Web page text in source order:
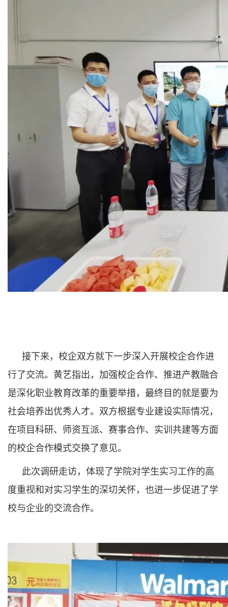
接下来，校企双方就下一步深入开展校企合作进
行了交流。黄艺指出，加强校企合作、推进产教融合
是深化职业教育改革的重要举措，最终目的就是要为
社会培养出优秀人才。双方根据专业建设实际情况，
在项目科研、师资互派、赛事合作、实训共建等方面
的校企合作模式交换了意见。
此次调研走访，体现了学院对学生实习工作的高
度重视和对实习学生的深切关怀，也进一步促进了学
校与企业的交流合作。